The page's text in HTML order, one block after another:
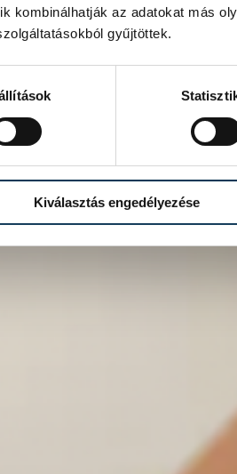
kombinálhatják az adatokat más
gyűjtöttek.
Kiválasztás engedélyezése